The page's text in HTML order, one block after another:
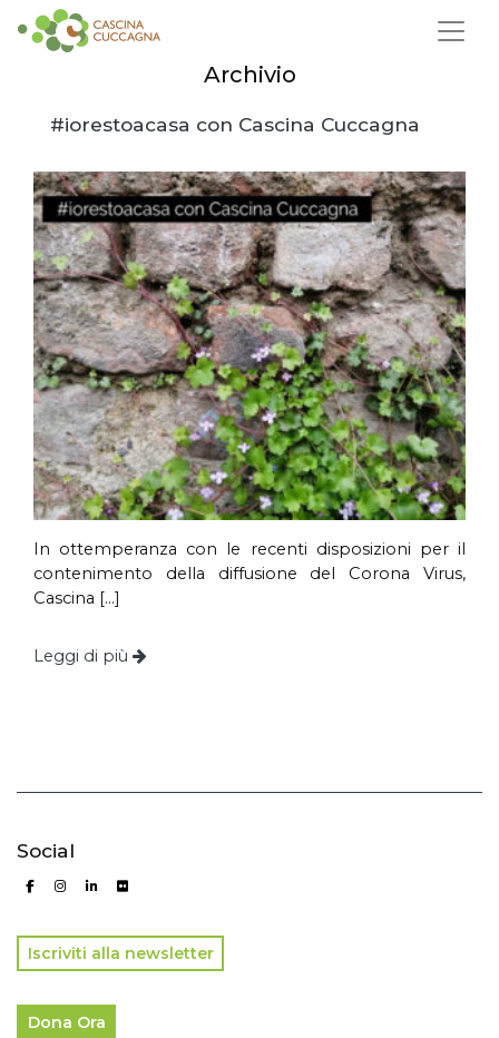
Archivio
#iorestoacasa con Cascina Cuccagna
In ottemperanza con le recenti disposizioni per il
contenimento della diffusione del Corona Virus,
Cascina […]
Leggi di più
Social
Iscriviti alla newsletter
Dona Ora